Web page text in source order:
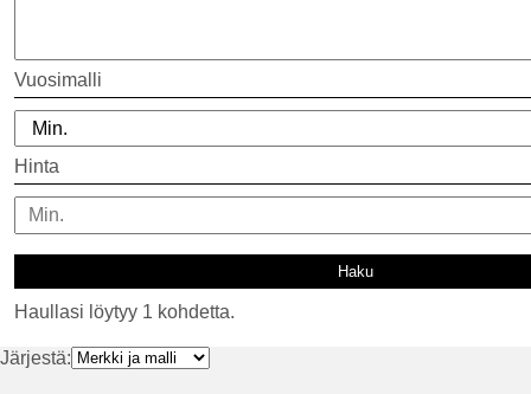
Vuosimalli
Hinta
Haullasi löytyy 1 kohdetta.
Järjestä: